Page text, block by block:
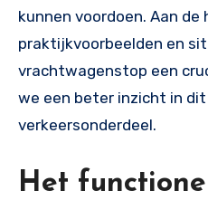
kunnen voordoen. Aan de
praktijkvoorbeelden en
vrachtwagenstop een
we een beter inzicht in
verkeersonderdeel.
Het